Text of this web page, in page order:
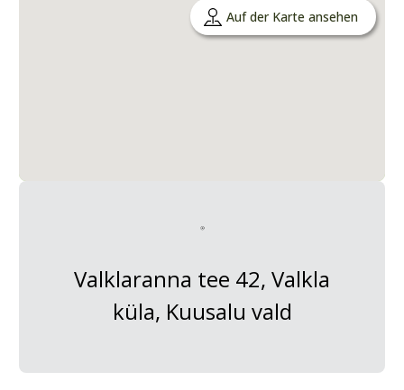
Auf der Karte ansehen
Valklaranna tee 42, Valkla
küla, Kuusalu vald